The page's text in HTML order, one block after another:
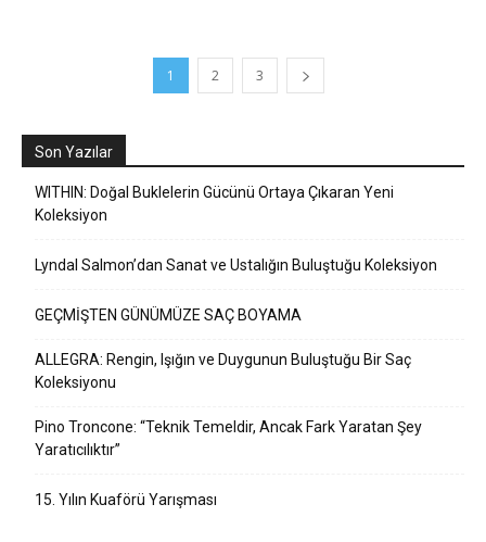
1 2 3
Son Yazılar
WITHIN: Doğal Buklelerin Gücünü Ortaya Çıkaran Yeni
Koleksiyon
Lyndal Salmon’dan Sanat ve Ustalığın Buluştuğu Koleksiyon
GEÇMİŞTEN GÜNÜMÜZE SAÇ BOYAMA
ALLEGRA: Rengin, Işığın ve Duygunun Buluştuğu Bir Saç
Koleksiyonu
Pino Troncone: “Teknik Temeldir, Ancak Fark Yaratan Şey
Yaratıcılıktır”
15. Yılın Kuaförü Yarışması